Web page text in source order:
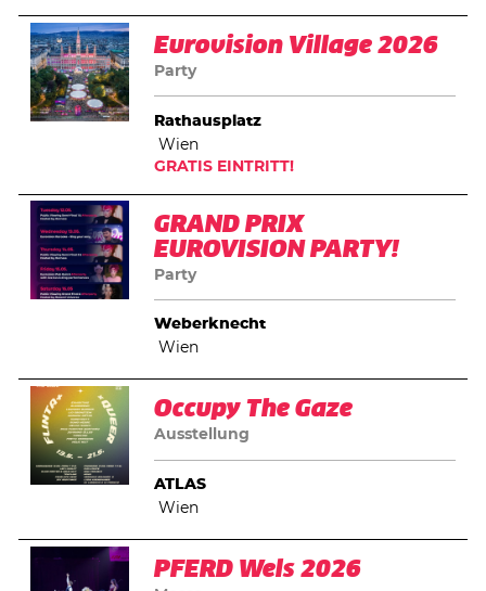
Eurovision Village 2026
Party
Rathausplatz
Wien
GRATIS EINTRITT!
GRAND PRIX
EUROVISION PARTY!
Party
Weberknecht
Wien
Occupy The Gaze
Ausstellung
ATLAS
Wien
PFERD Wels 2026